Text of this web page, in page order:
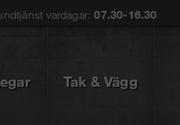
vardagar:07.30-16.30
Tak & Vägg